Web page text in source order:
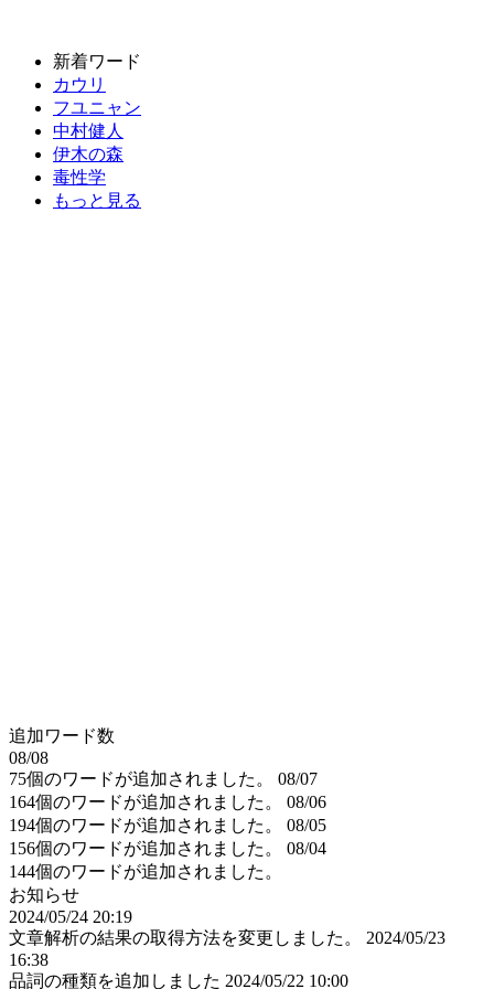
新着ワード
カウリ
フユニャン
中村健人
伊木の森
毒性学
もっと見る
追加ワード数
08/08
75個のワードが追加されました。
08/07
164個のワードが追加されました。
08/06
194個のワードが追加されました。
08/05
156個のワードが追加されました。
08/04
144個のワードが追加されました。
お知らせ
2024/05/24 20:19
文章解析の結果の取得方法を変更しました。
2024/05/23
16:38
品詞の種類を追加しました 2024/05/22 10:00